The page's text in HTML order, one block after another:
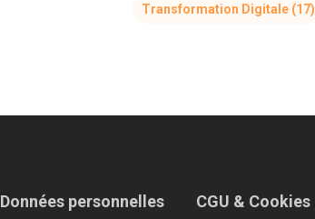
Transformation Digitale(17)
Données personnelles CGU & Cookies